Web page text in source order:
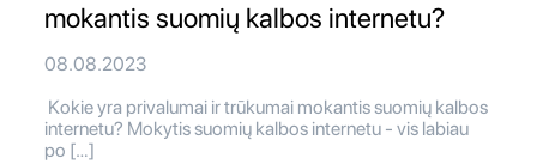
mokantis suomių kalbos internetu?
08.08.2023
Kokie yra privalumai ir trūkumai mokantis suomių kalbos
internetu? Mokytis suomių kalbos internetu - vis labiau
po […]